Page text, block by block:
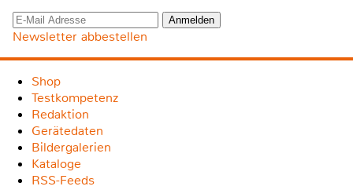
Newsletter abbestellen
Shop
Testkompetenz
Redaktion
Gerätedaten
Bildergalerien
Kataloge
RSS-Feeds